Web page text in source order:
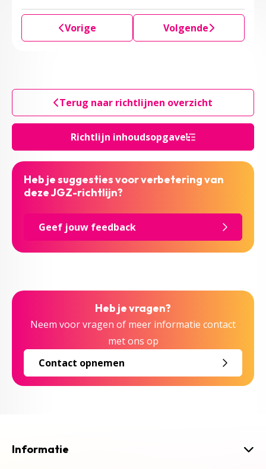
Richtlijn inhoudsopgave
Vorige Volgende
Terug naar richtlijnen overzicht
Heb je suggesties voor verbetering van
deze JGZ-richtlijn?
Geef jouw feedback
Heb je vragen?
Neem voor vragen of meer informatie contact
met ons op
Contact opnemen
Informatie